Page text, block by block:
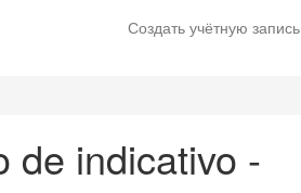
Создать учётную запись
de indicativo -